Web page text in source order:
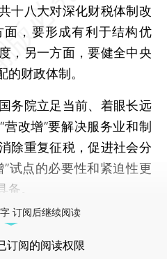
十八大对深化财税体制改
，要形成有利于结构优
，另一方面，要健全中央
财政体制。
院立足当前、着眼长远
改增”要解决服务业和制
除重复征税，促进社会分
试点的必要性和紧迫性更
。
订阅后继续阅读
订阅的阅读权限